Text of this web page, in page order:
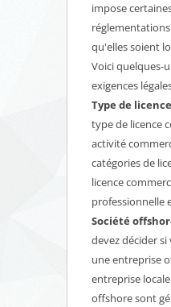
impose
qu'elles soient
Voici quelques-
exigences
Type de licence
type de licence
activité
catégories de
licence
professionnelle
Société
devez décider
une entreprise
entreprise
offshore sont